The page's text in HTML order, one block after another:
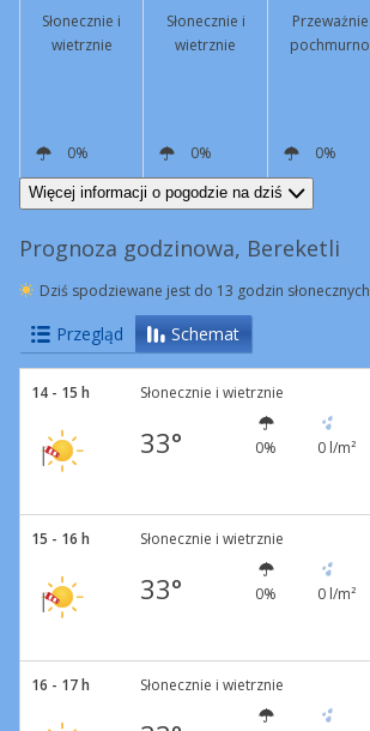
Słonecznie i
wietrznie
Słonecznie i
wietrznie
Przeważnie
pochmurno
0%
0% 0%
N
25 km/h
Podmuchy
53 km/h N
17 km/h
Podmuchy
47 km/h
Więcej informacji o pogodzie na dziś
Prognoza godzinowa, Bereketli
Dziś spodziewane jest do 13 godzin słonecznych
Przegląd Schemat
14 - 15 h Słonecznie i wietrznie
33° 0% 0 l/m²
15 - 16 h Słonecznie i wietrznie
33° 0% 0 l/m²
16 - 17 h Słonecznie i wietrznie